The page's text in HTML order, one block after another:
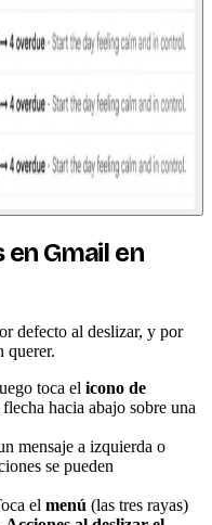
Gmail en
defecto al deslizar, y por
querer.
toca el icono de
hacia abajo sobre una
mensaje a izquierda o
se pueden
el menú (las tres rayas)